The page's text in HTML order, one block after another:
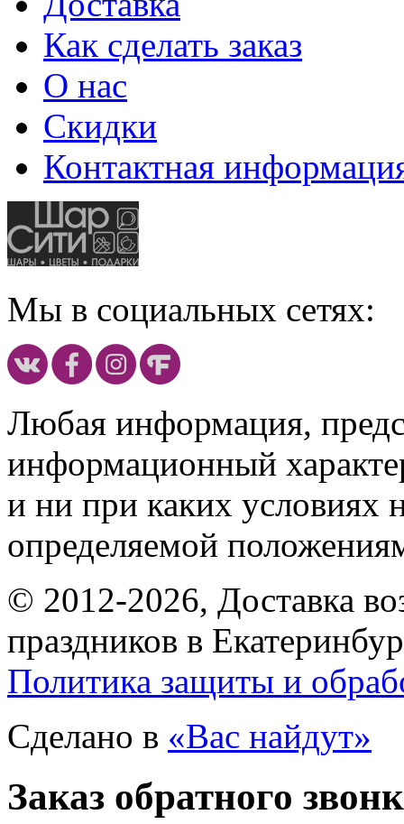
Как сделать заказ
О нас
Скидки
Контактная
Мы в социальных сетях:
Любая информация,
информационный
и ни при каких условиях
определяемой
© 2012-2026, Доставка
праздников в
Политика защиты и
Сделано в «Вас найдут»
Заказ обратного